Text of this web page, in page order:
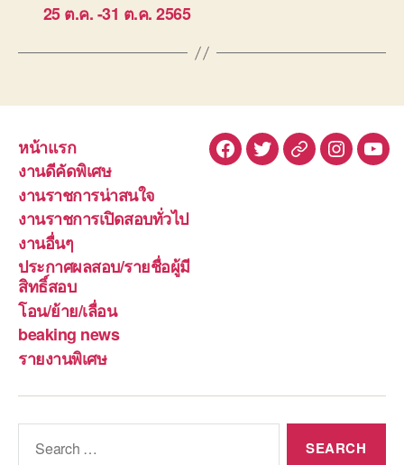
25 ต.ค. -31 ต.ค. 2565
หน้าแรก
งานดีคัดพิเศษ
งานราชการน่าสนใจ
งานราชการเปิดสอบทั่วไป
งานอื่นๆ
ประกาศผลสอบ/รายชื่อผู้มี
สิทธิ์สอบ
โอน/ย้าย/เลื่อน
beaking news
รายงานพิเศษ
Facebook
TwitterLine